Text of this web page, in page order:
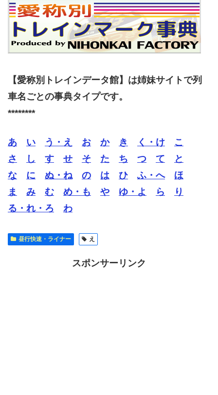
【愛称別トレインデータ館】は姉妹サイトで列
車名ごとの事典タイプです。
********
あ い う・え お か き く・け
こ
さ
し す せ そ た ち つ て
と
な
に ぬ・ね の は ひ ふ・へ
ほ
ま
み む め・も や ゆ・よ ら
り
る・れ・ろ
わ
昼行快速・ライナー え
スポンサーリンク